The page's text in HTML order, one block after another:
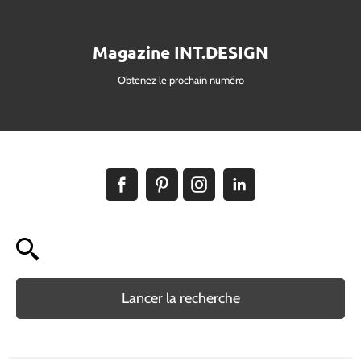
Magazine INT.DESIGN
Obtenez le prochain numéro
Lancer la recherche